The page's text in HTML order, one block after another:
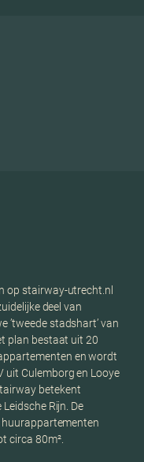
op stairway-utrecht.nl
deel van
’tweede stadshart’ van
plan bestaat uit 20
en wordt
uit Culemborg en Looye
betekent
Rijn. De
circa 80m².